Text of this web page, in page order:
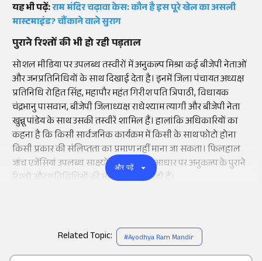
Add as a
यह भी पढ़ें:राम मंदिर चढ़ावा केस: कौन है इस पूरे खेल का असली
मास्टमाइंड? चौंकाने वाले सुराग
पुराने रिश्तों की भी हो रही पड़ताल
सोशल मीडिया पर उपलब्ध तस्वीरों में अनुकल्प मिश्रा कई बीजेपी नेताओं
और जनप्रतिनिधियों के साथ दिखाई देता है। इनमें जिला पंचायत अध्यक्ष
प्रतिनिधि रोहित सिंह, महापौर महंत गिरीश पति त्रिपाठी, विधायक
चंद्रभानु पासवान, बीजेपी जिलाध्यक्ष राधेश्याम त्यागी और बीजेपी नेता
खुन्नू पांडेय के साथ उसकी तस्वीरें शामिल हैं। हालांकि अधिकारियों का
कहना है कि किसी सार्वजनिक कार्यक्रम में किसी के साथ फोटो होना
किसी प्रकार की संलिप्तता का प्रमाण नहीं माना जा सकता। फिलहाल
जांच एजेंसियां उपलब्ध साक्ष्यों और तथ्यों के आधार पर अनुकल्प के पुराने
रिश्तों और गतिविधियों की भी पड़ताल कर रही हैं।
और पढ़ें
Related Topic: #Ayodhya Ram Mandir